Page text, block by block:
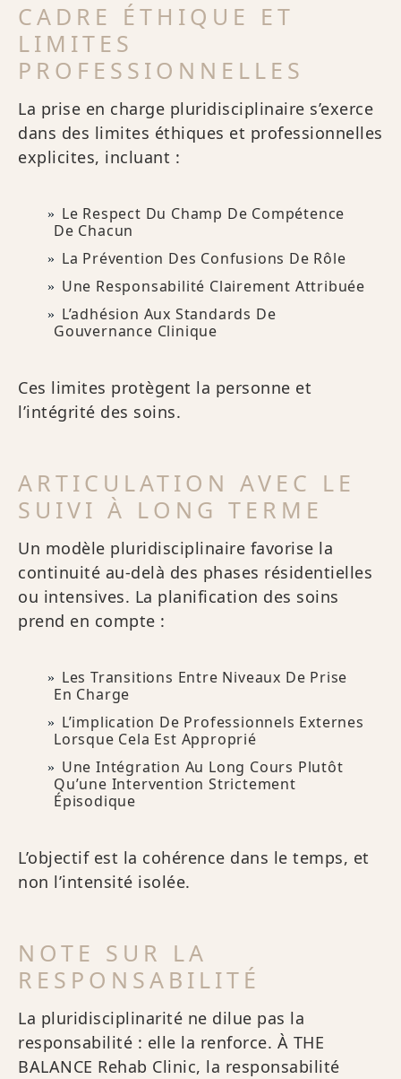
CADRE ÉTHIQUE ET
LIMITES
PROFESSIONNELLES
La prise en charge pluridisciplinaire s’exerce
dans des limites éthiques et professionnelles
explicites, incluant :
Le Respect Du Champ De Compétence
De Chacun
La Prévention Des Confusions De Rôle
Une Responsabilité Clairement Attribuée
L’adhésion Aux Standards De
Gouvernance Clinique
Ces limites protègent la personne et
l’intégrité des soins.
ARTICULATION AVEC LE
SUIVI À LONG TERME
Un modèle pluridisciplinaire favorise la
continuité au-delà des phases résidentielles
ou intensives. La planification des soins
prend en compte :
Les Transitions Entre Niveaux De Prise
En Charge
L’implication De Professionnels Externes
Lorsque Cela Est Approprié
Une Intégration Au Long Cours Plutôt
Qu’une Intervention Strictement
Épisodique
L’objectif est la cohérence dans le temps, et
non l’intensité isolée.
NOTE SUR LA
RESPONSABILITÉ
La pluridisciplinarité ne dilue pas la
responsabilité : elle la renforce. À THE
BALANCE Rehab Clinic, la responsabilité